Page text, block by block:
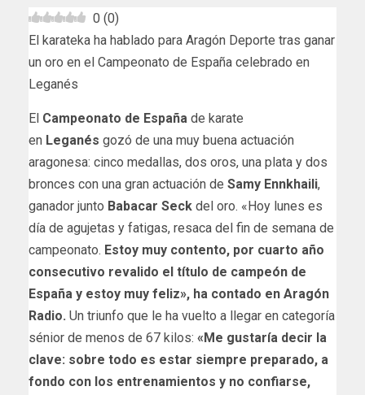
0 (0)
El karateka ha hablado para Aragón Deporte tras ganar
un oro en el Campeonato de España celebrado en
Leganés
El Campeonato de España de karate
en Leganés gozó de una muy buena actuación
aragonesa: cinco medallas, dos oros, una plata y dos
bronces con una gran actuación de Samy Ennkhaili,
ganador junto Babacar Seck del oro. «Hoy lunes es
día de agujetas y fatigas, resaca del fin de semana de
campeonato. Estoy muy contento, por cuarto año
consecutivo revalido el título de campeón de
España y estoy muy feliz», ha contado en Aragón
Radio. Un triunfo que le ha vuelto a llegar en categoría
sénior de menos de 67 kilos: «Me gustaría decir la
clave: sobre todo es estar siempre preparado, a
fondo con los entrenamientos y no confiarse,